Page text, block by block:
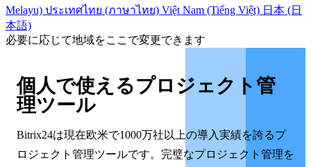
Melayu) ประเทศไทย (ภาษาไทย) Việt Nam (Tiếng Việt) 日本 (日
本語)
必要に応じて地域をここで変更できます
個人で使えるプロジェクト管
理ツール
Bitrix24は現在欧米で1000万社以上の導入実績を誇るプ
ロジェクト管理ツールです。完璧なプロジェクト管理を